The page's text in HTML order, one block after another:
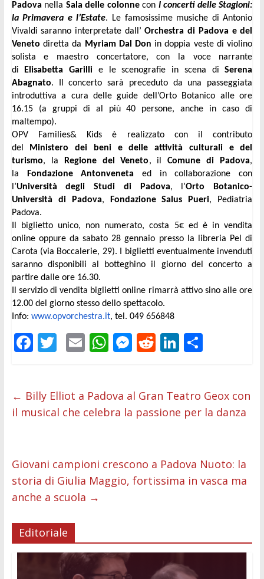
Padova nella Sala delle colonnecon I concerti delle Stagioni:
la Primavera e l’Estate. Le famosissime musiche di Antonio
Vivaldi saranno interpretate dall’Orchestra di Padova e del
Veneto diretta da Myriam Dal Don in doppia veste di violino
solista e maestro concertatore, con la voce narrante
di Elisabetta Garilli e le scenografie in scena diSerena
Abagnato. Il concerto sarà preceduto da una passeggiata
introduttiva a cura delle guide dell’Orto Botanico alle ore
16.15 (a gruppi di al più 40 persone, anche in caso di
maltempo).
OPV Families& Kids è realizzato con il contributo
del Ministero dei beni e delle attività culturali e del
turismo, la Regione del Veneto, ilComune di Padova,
la Fondazione Antonveneta ed in collaborazione con
l’Università degli Studi di Padova, l’Orto Botanico-
Università di Padova, Fondazione Salus Pueri, Pediatria
Padova.
Il biglietto unico, non numerato, costa 5€ ed è in vendita
online oppure da sabato 28 gennaio presso la libreria Pel di
Carota (via Boccalerie, 29). I biglietti eventualmente invenduti
saranno disponibili al botteghino il giorno del concerto a
partire dalle ore 16.30.
Il servizio di vendita biglietti online rimarrà attivo sino alle ore
12.00 del giorno stesso dello spettacolo.
Info: www.opvorchestra.it, tel. 049 656848
F
b
o
k
T
er
E
l
W
s
A
p
M
e
n
er
R
di
t
Li
e
dI
C
di
vi
← Billy Elliot a Padova al Gran Teatro Geox con
il musical che celebra la passione per la danza
Giovani campioni crescono a Padova Nuoto: la
storia di Giulia Maggio, fortissima in vasca ma
anche a scuola →
Editoriale